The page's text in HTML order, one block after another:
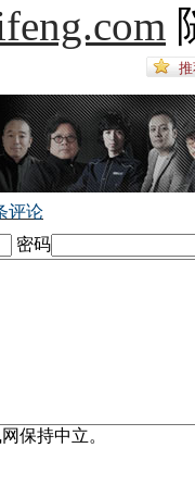
评论
密码
保持中立。